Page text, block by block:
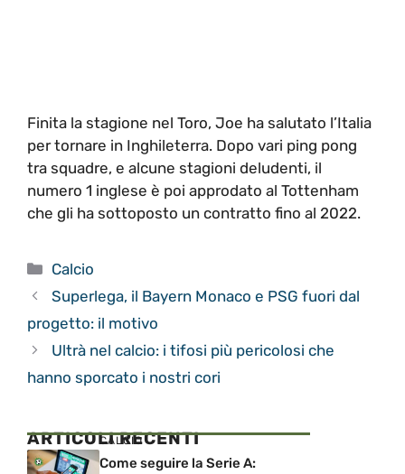
Finita la stagione nel Toro, Joe ha salutato l’Italia
per tornare in Inghileterra. Dopo vari ping pong
tra squadre, e alcune stagioni deludenti, il
numero 1 inglese è poi approdato al Tottenham
che gli ha sottoposto un contratto fino al 2022.
Categorie
Calcio
Superlega, il Bayern Monaco e PSG fuori dal
progetto: il motivo
Ultrà nel calcio: i tifosi più pericolosi che
hanno sporcato i nostri cori
ARTICOLI RECENTI
CALCIO
Come seguire la Serie A: